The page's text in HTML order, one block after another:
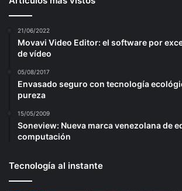
21/06/2022
Movavi Video Editor: el software por
de vídeo
05/08/2017
Envasado seguro con tecnología
pureza
15/05/2009
Soneview: Nueva marca venezolana de
computación
Tecnología al instante